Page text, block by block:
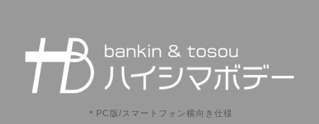
＊PC版/スマートフォン横向き仕様